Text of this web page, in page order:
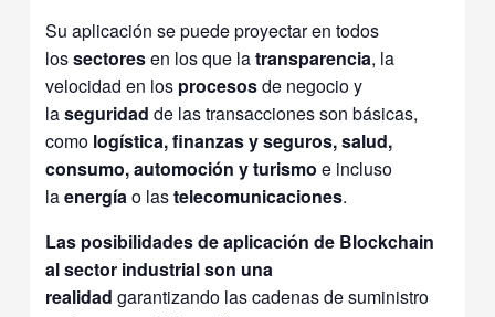
Su aplicación se puede proyectar en todos
lossectoresen los que latransparencia, la
velocidad en los procesosde negocio y
laseguridad de las transacciones son básicas,
como logística,finanzas y seguros, salud,
consumo, automoción y turismoe incluso
laenergíao lastelecomunicaciones.
Las posibilidades de aplicación de Blockchain
al sector industrial son una
realidad garantizando las cadenas de suministro